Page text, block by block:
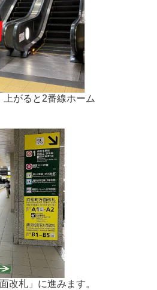
がると2番線ホーム
改札」に進みます。